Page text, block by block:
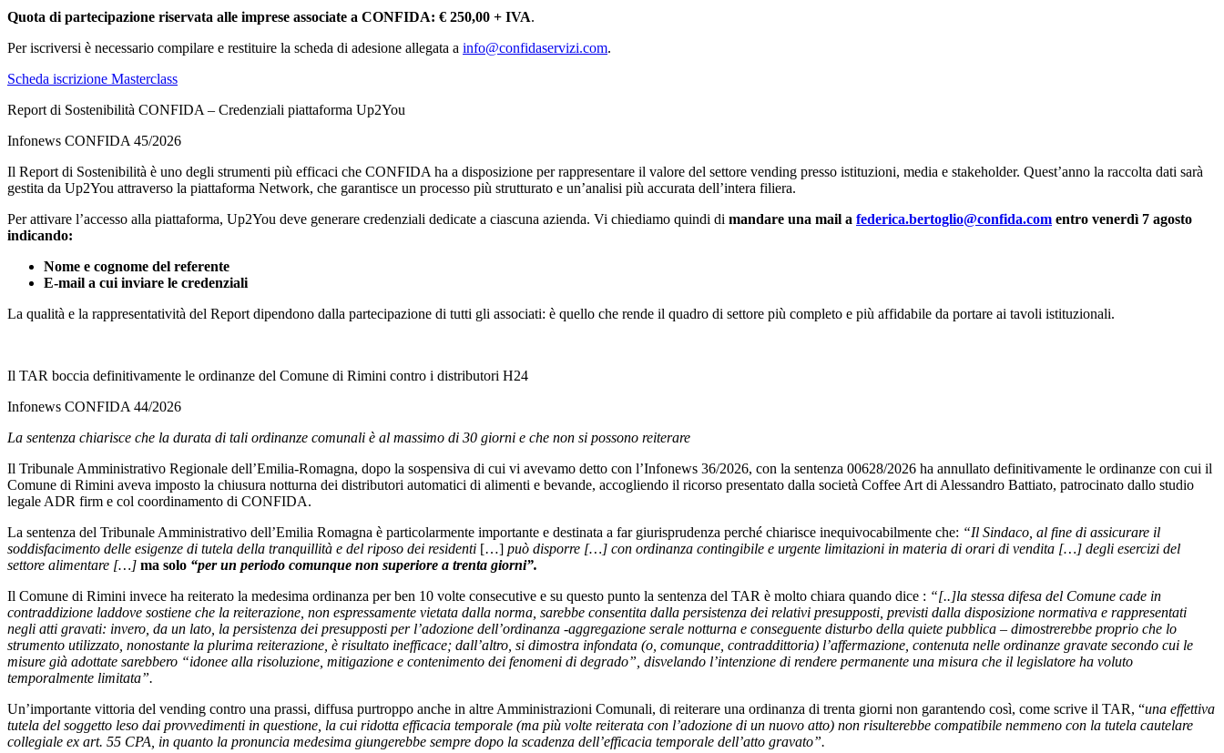
Quota di partecipazione riservata alle imprese associate a CONFIDA: € 250,00 + IVA.
Per iscriversi è necessario compilare e restituire la scheda di adesione allegata a info@confidaservizi.com.
Scheda iscrizione Masterclass
Report di Sostenibilità CONFIDA – Credenziali piattaforma Up2You
Infonews CONFIDA 45/2026
Il Report di Sostenibilità è uno degli strumenti più efficaci che CONFIDA ha a disposizione per rappresentare il valore del settore vending presso istituzioni, media e stakeholder. Quest’anno la raccolta dati sarà
gestita da Up2You attraverso la piattaforma Network, che garantisce un processo più strutturato e un’analisi più accurata dell’intera filiera.
Per attivare l’accesso alla piattaforma, Up2You deve generare credenziali dedicate a ciascuna azienda. Vi chiediamo quindi di mandare una mail a federica.bertoglio@confida.com entro venerdì 7 agosto
indicando:
Nome e cognome del referente
E-mail a cui inviare le credenziali
La qualità e la rappresentatività del Report dipendono dalla partecipazione di tutti gli associati: è quello che rende il quadro di settore più completo e più affidabile da portare ai tavoli istituzionali.
Il TAR boccia definitivamente le ordinanze del Comune di Rimini contro i distributori H24
Infonews CONFIDA 44/2026
La sentenza chiarisce che la durata di tali ordinanze comunali è al massimo di 30 giorni e che non si possono reiterare
Il Tribunale Amministrativo Regionale dell’Emilia-Romagna, dopo la sospensiva di cui vi avevamo detto con l’Infonews 36/2026, con la sentenza 00628/2026 ha annullato definitivamente le ordinanze con cui il
Comune di Rimini aveva imposto la chiusura notturna dei distributori automatici di alimenti e bevande, accogliendo il ricorso presentato dalla società Coffee Art di Alessandro Battiato, patrocinato dallo studio
legale ADR firm e col coordinamento di CONFIDA.
La sentenza del Tribunale Amministrativo dell’Emilia Romagna è particolarmente importante e destinata a far giurisprudenza perché chiarisce inequivocabilmente che: “Il Sindaco, al fine di assicurare il
soddisfacimento delle esigenze di tutela della tranquillità e del riposo dei residenti […] può disporre […] con ordinanza contingibile e urgente limitazioni in materia di orari di vendita […] degli esercizi del
settore alimentare […] ma solo “per un periodo comunque non superiore a trenta giorni”.
Il Comune di Rimini invece ha reiterato la medesima ordinanza per ben 10 volte consecutive e su questo punto la sentenza del TAR è molto chiara quando dice : “[..]la stessa difesa del Comune cade in
contraddizione laddove sostiene che la reiterazione, non espressamente vietata dalla norma, sarebbe consentita dalla persistenza dei relativi presupposti, previsti dalla disposizione normativa e rappresentati
negli atti gravati: invero, da un lato, la persistenza dei presupposti per l’adozione dell’ordinanza -aggregazione serale notturna e conseguente disturbo della quiete pubblica – dimostrerebbe proprio che lo
strumento utilizzato, nonostante la plurima reiterazione, è risultato inefficace; dall’altro, si dimostra infondata (o, comunque, contraddittoria) l’affermazione, contenuta nelle ordinanze gravate secondo cui le
misure già adottate sarebbero “idonee alla risoluzione, mitigazione e contenimento dei fenomeni di degrado”, disvelando l’intenzione di rendere permanente una misura che il legislatore ha voluto
temporalmente limitata”.
Un’importante vittoria del vending contro una prassi, diffusa purtroppo anche in altre Amministrazioni Comunali, di reiterare una ordinanza di trenta giorni non garantendo così, come scrive il TAR, “una effettiva
tutela del soggetto leso dai provvedimenti in questione, la cui ridotta efficacia temporale (ma più volte reiterata con l’adozione di un nuovo atto) non risulterebbe compatibile nemmeno con la tutela cautelare
collegiale ex art. 55 CPA, in quanto la pronuncia medesima giungerebbe sempre dopo la scadenza dell’efficacia temporale dell’atto gravato”.